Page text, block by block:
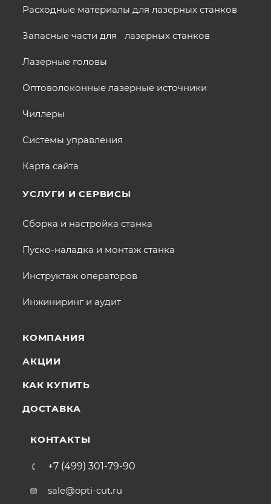
Расходные материалы для лазерных станков
Запасные части для лазерных станков
Лазерные головы
Оптоволоконные лазерные источники
Чиллеры
Системы управления
Карта сайта
УСЛУГИ И СЕРВИСЫ
Сборка и настройка станка
Пуско-наладка и монтаж станка
Инструктаж операторов
Инжиниринг и аудит
КОМПАНИЯ
АКЦИИ
КАК КУПИТЬ
ДОСТАВКА
КОНТАКТЫ
+7 (499) 301-79-90
sale@opti-cut.ru